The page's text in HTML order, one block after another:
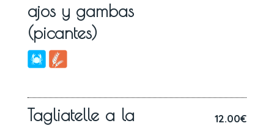
ajos y gambas
(picantes)
Tagliatelle a la
12.00€